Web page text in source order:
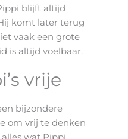
blijft altijd
komt later terug
vaak een grote
is altijd voelbaar.
vrije
bijzondere
om vrij te denken